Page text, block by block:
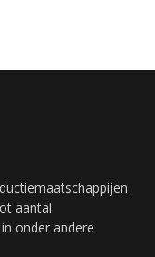
aantal
onder andere